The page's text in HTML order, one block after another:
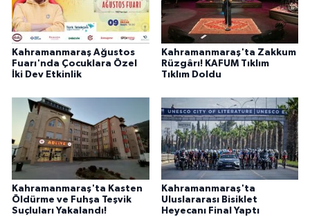
Kahramanmaraş Ağustos
Fuarı'nda Çocuklara Özel
İki Dev Etkinlik
Kahramanmaraş'ta Zakkum
Rüzgârı! KAFUM Tıklım
Tıklım Doldu
Kahramanmaraş'ta Kasten
Öldürme ve Fuhşa Teşvik
Suçluları Yakalandı!
Kahramanmaraş'ta
Uluslararası Bisiklet
Heyecanı Final Yaptı